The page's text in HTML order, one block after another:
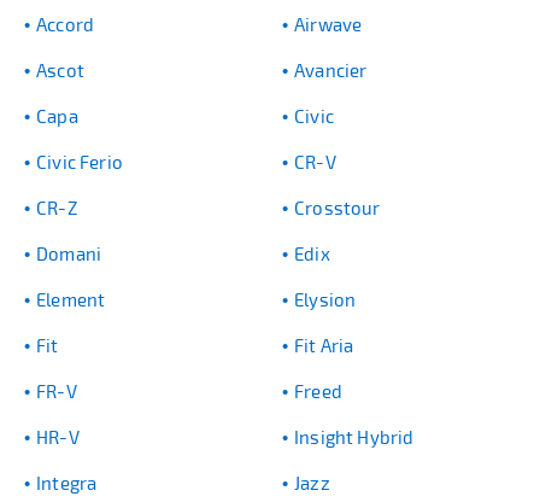
Accord Airwave
Ascot Avancier
Capa Civic
Civic Ferio CR-V
CR-Z Crosstour
Domani Edix
Element Elysion
Fit Fit Aria
FR-V Freed
HR-V Insight Hybrid
Integra Jazz